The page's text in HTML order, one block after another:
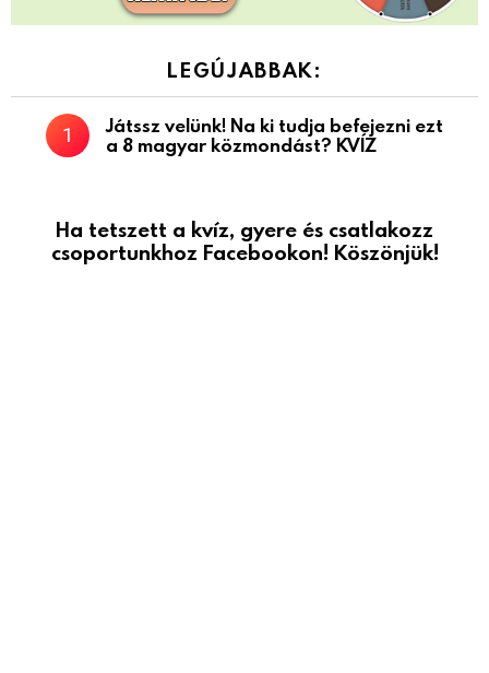
LEGÚJABBAK:
Játssz velünk! Na ki tudja befejezni ezt
a 8 magyar közmondást? KVÍZ
Ha tetszett a kvíz, gyere és csatlakozz
csoportunkhoz Facebookon! Köszönjük!